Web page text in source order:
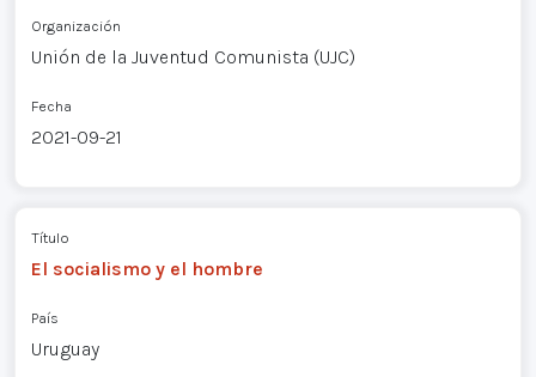
Organización
Unión de la Juventud Comunista (UJC)
Fecha
2021-09-21
Título
El socialismo y el hombre
País
Uruguay